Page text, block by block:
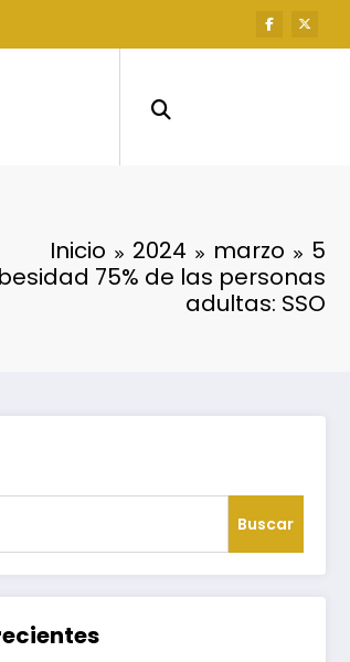
Inicio 2024 marzo
5
75% de las personas
adultas: SSO
Buscar